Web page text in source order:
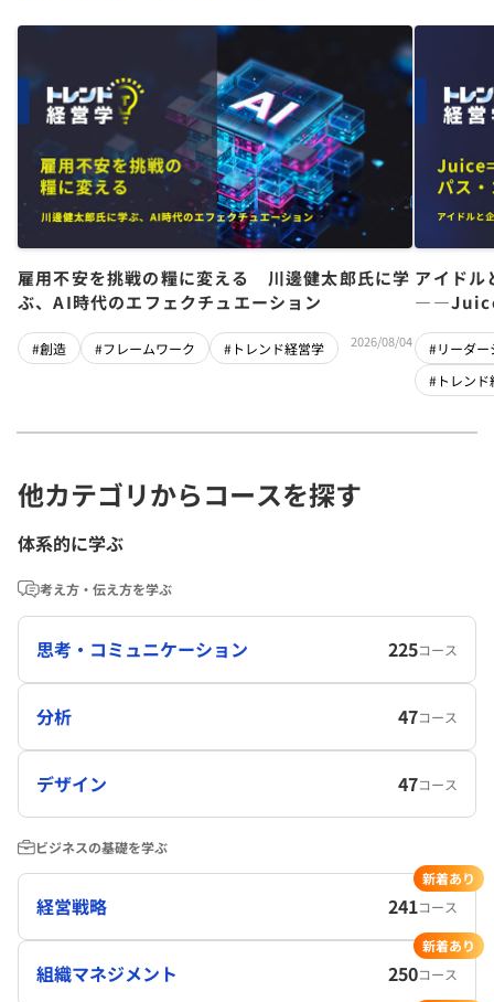
雇用不安を挑戦の糧に変える 川邊健太郎氏に学
ぶ、AI時代のエフェクチュエーション
#創造 #フレームワーク #トレンド経営学 2026/08/04
アイドル
#リーダー
#トレンド
他カテゴリからコースを探す
体系的に学ぶ
考え方・伝え方を学ぶ
思考・コミュニケーション 225コース
分析 47コース
デザイン 47コース
ビジネスの基礎を学ぶ
経営戦略 241コース
新着あり
組織マネジメント 250コース
新着あり